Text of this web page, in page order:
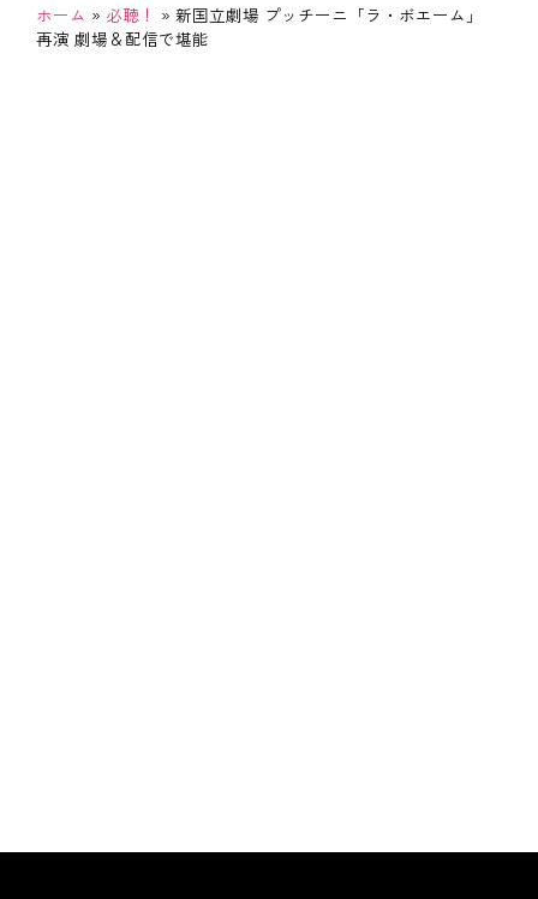
ホーム » 必聴！ » 新国立劇場 プッチーニ「ラ・ボエーム」
再演 劇場＆配信で堪能